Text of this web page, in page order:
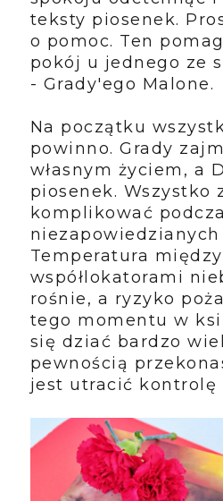
teksty piosenek.
o pomoc. Ten
pokój u jednego ze
- Grady'ego Malone.
Na początku
powinno. Grady
własnym życiem, a
piosenek. Wszystko
komplikować
Temperatura między
współlokatorami
rośnie, a ryzyko
tego momentu w
się dziać bardzo
pewnością
jest utracić kontrolę